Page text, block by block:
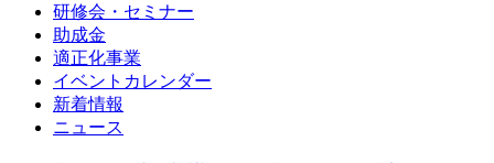
研修会・セミナー
助成金
適正化事業
イベントカレンダー
新着情報
ニュース